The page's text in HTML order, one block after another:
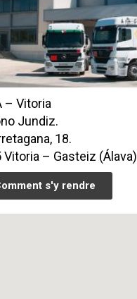
– Vitoria
Jundiz.
18.
Vitoria – Gasteiz (Álava)
s'y rendre